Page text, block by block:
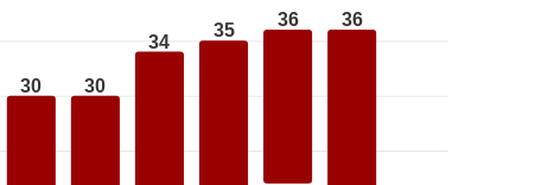
30 30
34
35
36 36